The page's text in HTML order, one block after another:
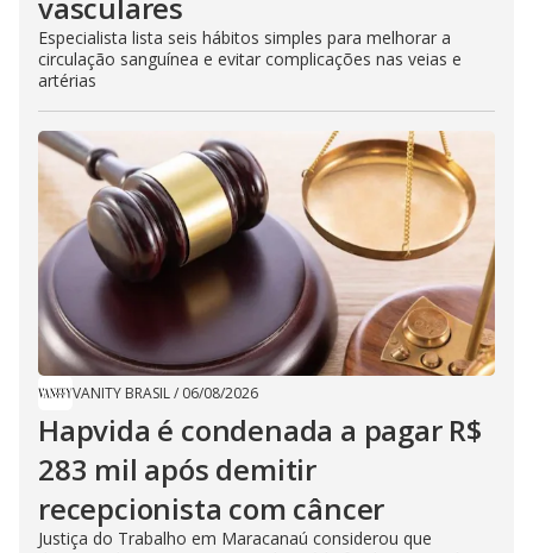
Especialista lista seis hábitos simples para melhorar a
circulação sanguínea e evitar complicações nas veias e
artérias
VANITY BRASIL/ 06/08/2026
Hapvida é condenada a pagar R$
283 mil após demitir
recepcionista com câncer
Justiça do Trabalho em Maracanaú considerou que